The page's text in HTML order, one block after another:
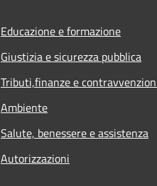
Educazione e formazione
Giustizia e sicurezza pubblica
Tributi,finanze e
Ambiente
Salute, benessere e assistenza
Autorizzazioni